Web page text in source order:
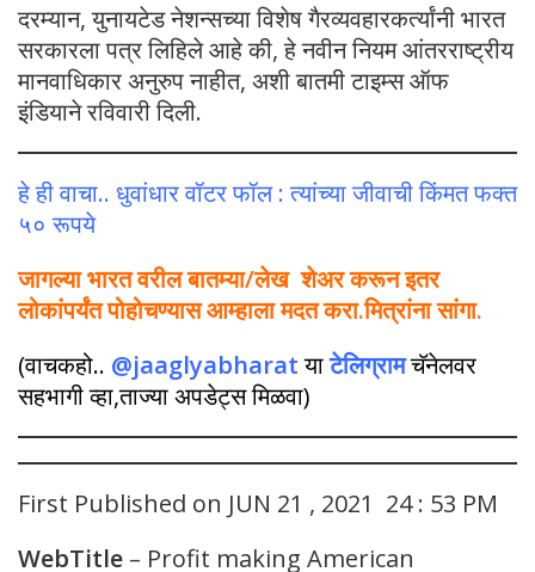
दरम्यान, युनायटेड नेशन्सच्या विशेष गैरव्यवहारकर्त्यांनी भारत
सरकारला पत्र लिहिले आहे की, हे नवीन नियम आंतरराष्ट्रीय
मानवाधिकार अनुरुप नाहीत, अशी बातमी टाइम्स ऑफ
इंडियाने रविवारी दिली.
हे ही वाचा.. धुवांधार वॉटर फॉल : त्यांच्या जीवाची किंमत फक्त
५० रूपये
जागल्या भारत वरील बातम्या/लेख शेअर करून इतर
लोकांपर्यंत पोहोचण्यास आम्हाला मदत करा.मित्रांना सांगा.
(वाचकहो.. @jaaglyabharat याटेलिग्रामचॅनेलवर
सहभागी व्हा,ताज्या अपडेट्स मिळवा)
First Published on JUN 21 , 2021 24 : 53 PM
WebTitle – Profit making American